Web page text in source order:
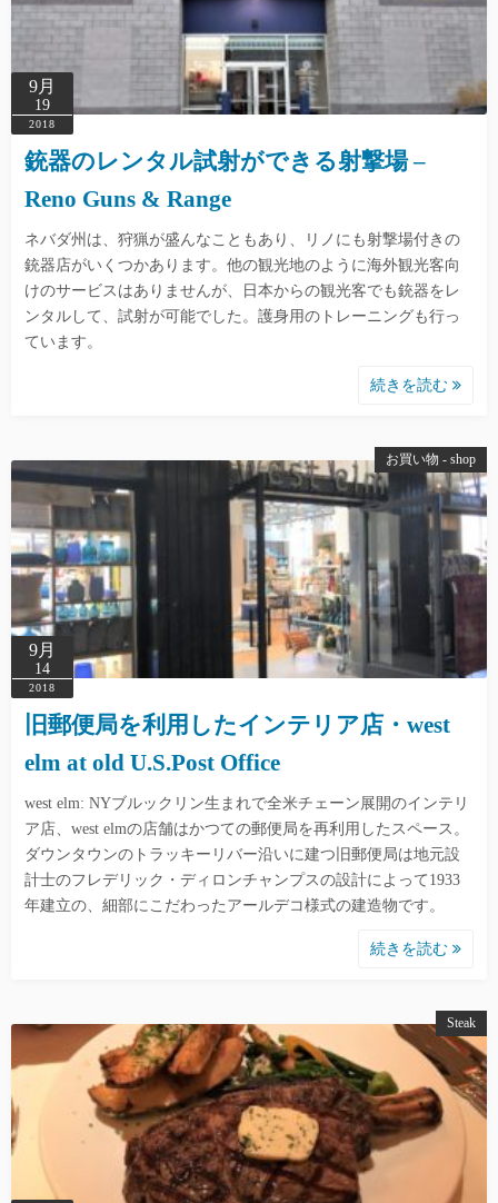
9月
19
2018
銃器のレンタル試射ができる射撃場 –
Reno Guns & Range
ネバダ州は、狩猟が盛んなこともあり、リノにも射撃場付きの
銃器店がいくつかあります。他の観光地のように海外観光客向
けのサービスはありませんが、日本からの観光客でも銃器をレ
ンタルして、試射が可能でした。護身用のトレーニングも行っ
ています。
続きを読む
お買い物 - shop
9月
14
2018
旧郵便局を利用したインテリア店・west
elm at old U.S.Post Office
west elm: NYブルックリン生まれで全米チェーン展開のインテリ
ア店、west elmの店舗はかつての郵便局を再利用したスペース。
ダウンタウンのトラッキーリバー沿いに建つ旧郵便局は地元設
計士のフレデリック・ディロンチャンプスの設計によって1933
年建立の、細部にこだわったアールデコ様式の建造物です。
続きを読む
Steak